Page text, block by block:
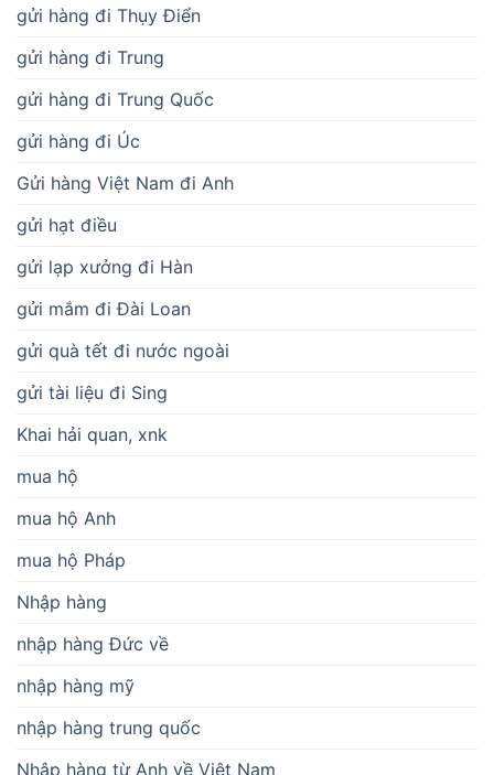
gửi hàng đi Thụy Điển
gửi hàng đi Trung
gửi hàng đi Trung Quốc
gửi hàng đi Úc
Gửi hàng Việt Nam đi Anh
gửi hạt điều
gửi lạp xưởng đi Hàn
gửi mắm đi Đài Loan
gửi quà tết đi nước ngoài
gửi tài liệu đi Sing
Khai hải quan, xnk
mua hộ
mua hộ Anh
mua hộ Pháp
Nhập hàng
nhập hàng Đức về
nhập hàng mỹ
nhập hàng trung quốc
Nhập hàng từ Anh về Việt Nam